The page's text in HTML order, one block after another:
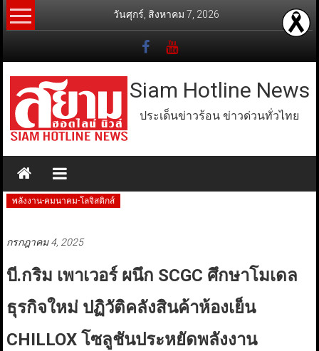
Skip
to
วันศุกร์, สิงหาคม 7, 2026
Siam Hotline News
ประเด็นข่าวร้อน ข่าวด่วนทั่วไทย
พลังงาน-คมนาคม-โลจิสติกส์
กรกฎาคม 4, 2025
บี.กริม เพาเวอร์ ผนึก SCGC ศึกษาโมเดล
ธุรกิจใหม่ ปฏิวัติคลังสินค้าห้องเย็น
CHILLOX โซลูชันประหยัดพลังงาน